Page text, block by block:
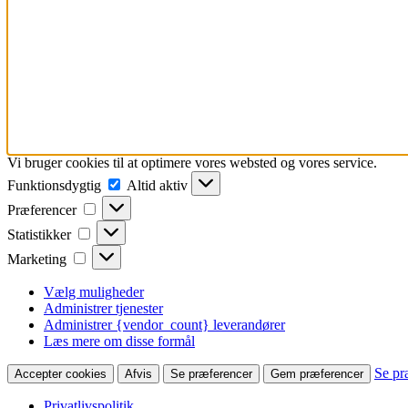
Vi bruger cookies til at optimere vores websted og vores service.
Funktionsdygtig
Funktionsdygtig
Altid aktiv
Præferencer
Præferencer
Statistikker Statistikker
Marketing Marketing
Vælg muligheder
Administrer tjenester
Administrer {vendor_count} leverandører
Læs mere om disse formål
Accepter cookies Afvis Se præferencer Gem præferencer Se